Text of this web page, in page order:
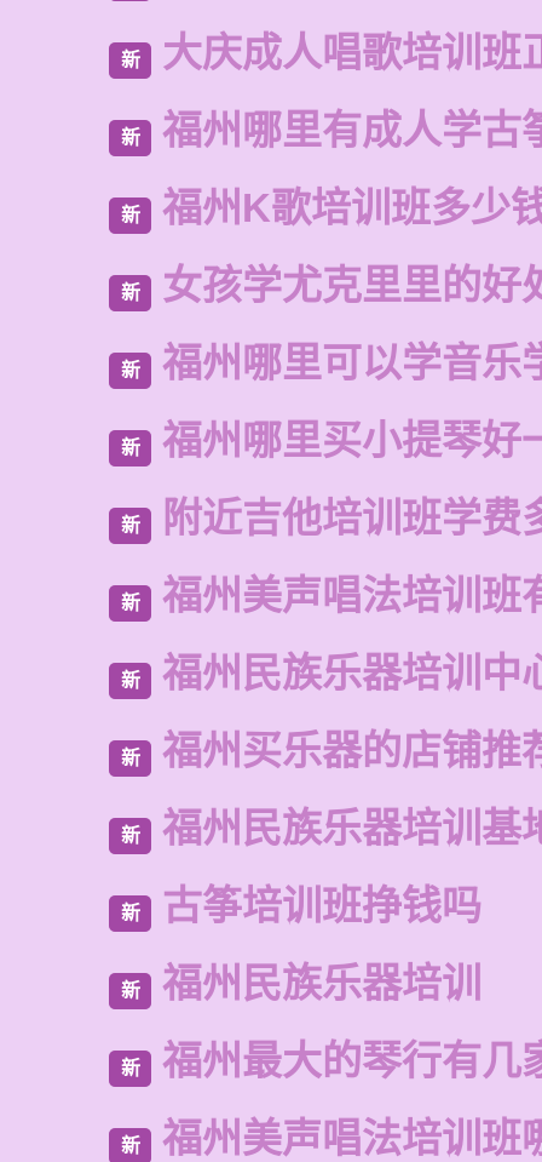
新 大庆成人唱歌培训班
新 福州哪里有成人学古
新 福州K歌培训班多少
新 女孩学尤克里里的好
新 福州哪里可以学音乐
新 福州哪里买小提琴好
新 附近吉他培训班学费
新 福州美声唱法培训班
新 福州民族乐器培训中
新 福州买乐器的店铺推
新 福州民族乐器培训基
新 古筝培训班挣钱吗
新 福州民族乐器培训
新 福州最大的琴行有几
新 福州美声唱法培训班